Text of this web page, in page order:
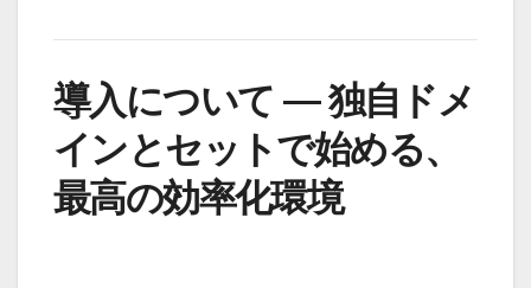
導入について — 独自ドメ
インとセットで始める、
最高の効率化環境